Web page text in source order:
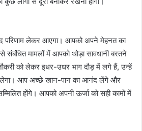
लेकर आएगा। आपको अपने मेहनत का
मामलों में आपको थोड़ा सावधानी बरतने
को लेकर इधर-उधर भाग दौड़ में लगे हैं, उन्हें
आप अच्छे खान-पान का आनंद लेंगे और
होंगे। आपको अपनी ऊर्जा को सही कामों में